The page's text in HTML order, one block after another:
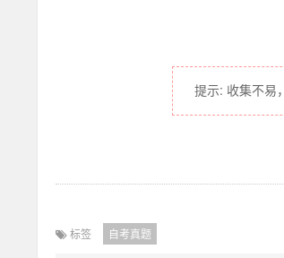
提示: 收集不易
标签 自考真题